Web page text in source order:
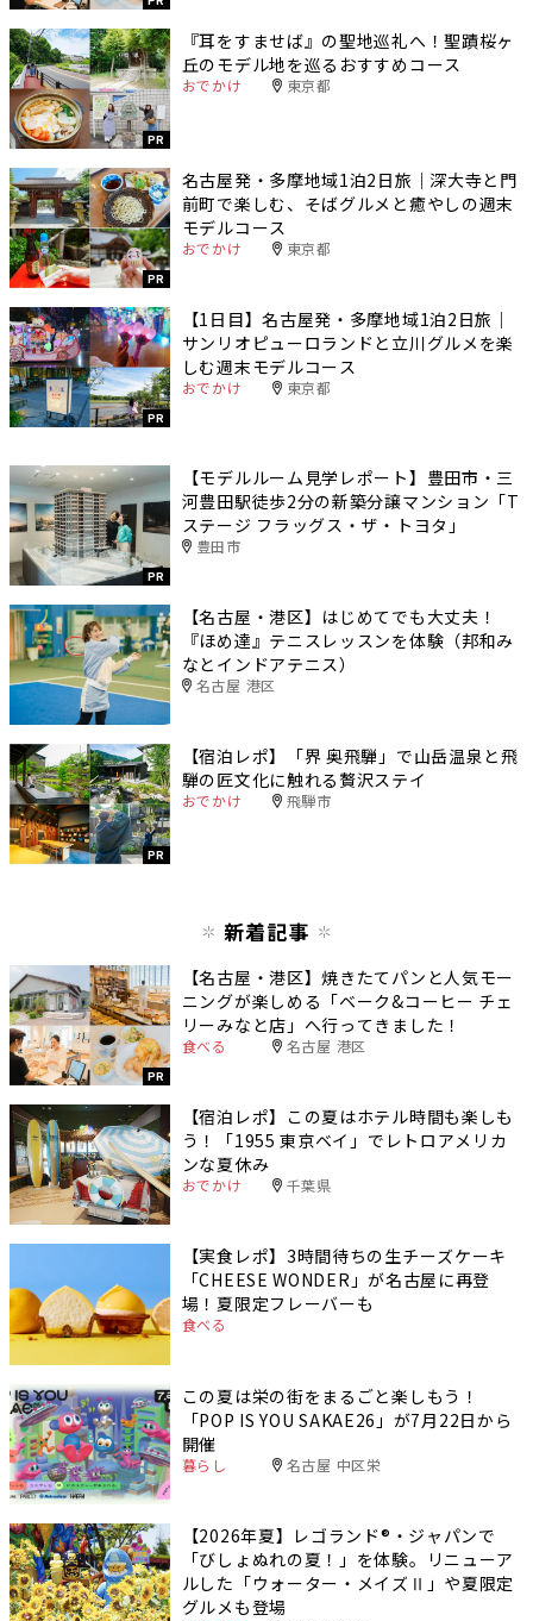
PR
『耳をすませば』の聖地巡礼へ！聖蹟桜ヶ
丘のモデル地を巡るおすすめコース
おでかけ 東京都
PR
名古屋発・多摩地域1泊2日旅｜深大寺と門
前町で楽しむ、そばグルメと癒やしの週末
モデルコース
おでかけ 東京都
PR
【1日目】名古屋発・多摩地域1泊2日旅｜
サンリオピューロランドと立川グルメを楽
しむ週末モデルコース
おでかけ 東京都
PR
【モデルルーム見学レポート】豊田市・三
河豊田駅徒歩2分の新築分譲マンション「T
ステージ フラッグス・ザ・トヨタ」
豊田市
【名古屋・港区】はじめてでも大丈夫！
『ほめ達』テニスレッスンを体験（邦和み
なとインドアテニス）
名古屋 港区
PR
【宿泊レポ】「界 奥飛騨」で山岳温泉と飛
騨の匠文化に触れる贅沢ステイ
おでかけ 飛騨市
新着記事
PR
【名古屋・港区】焼きたてパンと人気モー
ニングが楽しめる「ベーク&コーヒー チェ
リーみなと店」へ行ってきました！
食べる 名古屋 港区
【宿泊レポ】この夏はホテル時間も楽しも
う！「1955 東京ベイ」でレトロアメリカ
ンな夏休み
おでかけ 千葉県
【実食レポ】3時間待ちの生チーズケーキ
「CHEESE WONDER」が名古屋に再登
場！夏限定フレーバーも
食べる
この夏は栄の街をまるごと楽しもう！
「POP IS YOU SAKAE26」が7月22日から
開催
暮らし 名古屋 中区栄
【2026年夏】レゴランド®・ジャパンで
「びしょぬれの夏！」を体験。リニューア
ルした「ウォーター・メイズⅡ」や夏限定
グルメも登場